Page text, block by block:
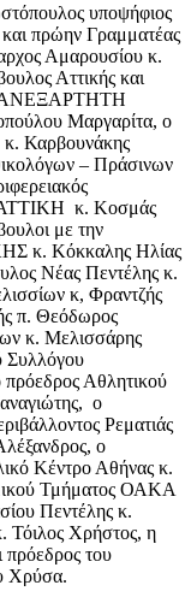
υποψήφιος
πρώην Γραμματέας
Αμαρουσίου κ.
Αττικής και
ΑΝΕΞΑΡΤΗΤΗ
Μαργαρίτα, ο
κ. Καρβουνάκης
– Πράσινων
κ. Κοσμάς
με την
Κόκκαλης Ηλίας
Νέας Πεντέλης κ.
κ, Φραντζής
π. Θεόδωρος
κ. Μελισσάρης
Συλλόγου
Αθλητικού
ο
Ρεματιάς
ο
Κέντρο Αθήνας κ.
Τμήματος ΟΑΚΑ
Πεντέλης κ.
Τόιλος Χρήστος, η
του
Χρύσα.